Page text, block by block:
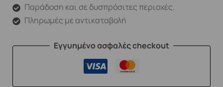
Παράδοση και σε δυσπρόσιτες περιοχές.
Πληρωμές με αντικαταβολή
Εγγυημένο ασφαλές checkout